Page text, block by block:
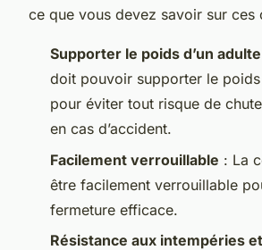
ce que vous devez savoir sur ces
Supporter le poids d’un adulte
doit pouvoir supporter le poids
pour éviter tout risque de
en cas d’accident.
Facilement verrouillable : La
être facilement verrouillable
fermeture efficace.
Résistance aux intempéries